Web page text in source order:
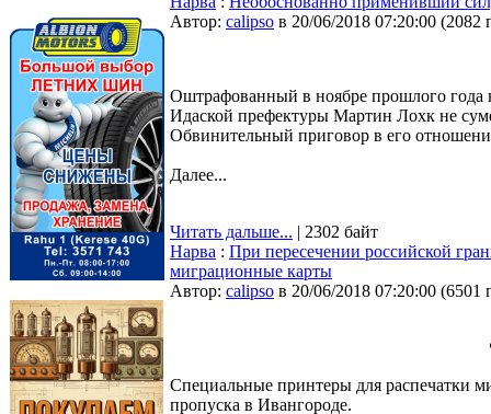
Автор: calipso в 20/06/2018 07:20:00 (2082
Оштрафованный в ноябре прошлого года
Идаской префектуры Мартин Лохк не
Обвинительный приговор в его
Далее...
Читать дальше... | 2302 байт
Нарва : При пересечении российской
миграционные карты
Автор: calipso в 20/06/2018 07:20:00 (6501
Специальные принтеры для распечатки
пропуска в Ивангороде.